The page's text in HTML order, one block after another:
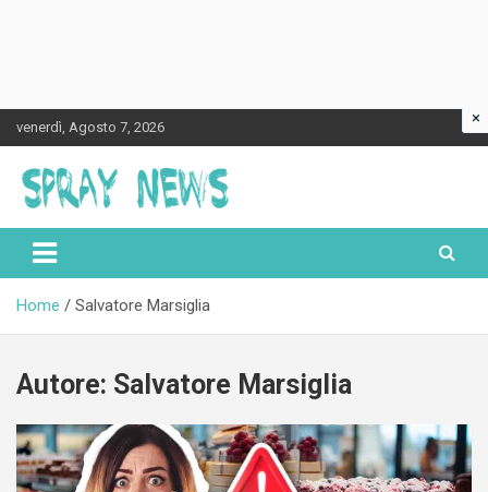
to
content
venerdì, Agosto 7, 2026
Spraynews.it
Home Salvatore Marsiglia
Autore: Salvatore Marsiglia
×